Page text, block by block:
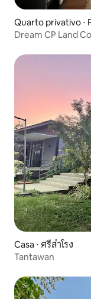
Quarto privativo ⋅
Dream CP Land
Casa ⋅ ศรีสำโรง
Tantawan